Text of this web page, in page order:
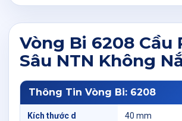
Vòng Bi 6208 Cầu
Sâu NTN Không
Thông Tin Vòng Bi: 6208
Kích thước d 40 mm